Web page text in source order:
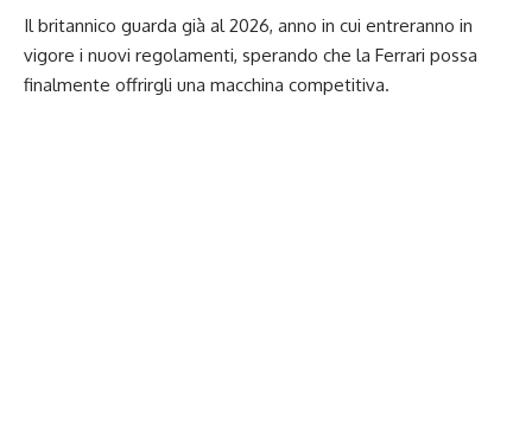
Il britannico guarda già al 2026, anno in cui entreranno in
vigore i nuovi regolamenti, sperando che la Ferrari possa
finalmente offrirgli una macchina competitiva.